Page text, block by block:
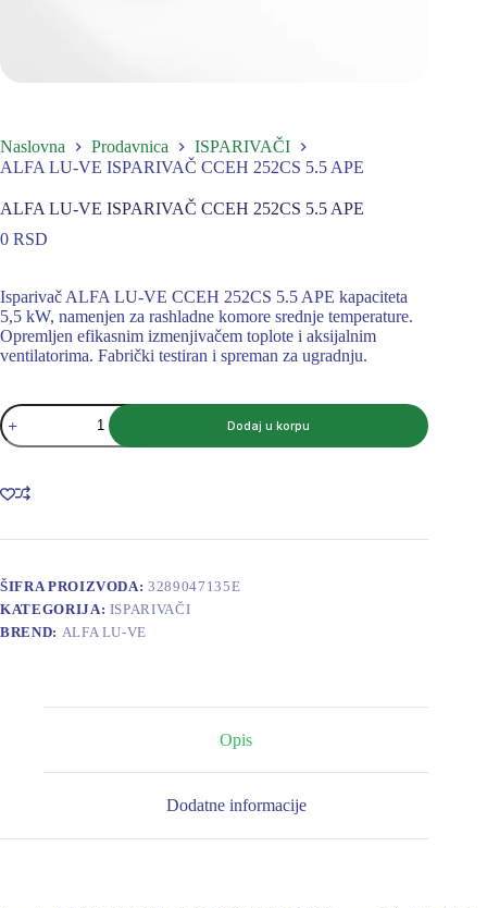
Naslovna Prodavnica
ISPARIVAČI
ALFA LU-VE ISPARIVAČ CCEH 252CS 5.5 APE
ALFA LU-VE ISPARIVAČ CCEH 252CS 5.5 APE
0 RSD
Isparivač ALFA LU-VE CCEH 252CS 5.5 APE kapaciteta
5,5 kW, namenjen za rashladne komore srednje temperature.
Opremljen efikasnim izmenjivačem toplote i aksijalnim
ventilatorima. Fabrički testiran i spreman za ugradnju.
ALFA
LU-
VE
CCEH
252CS
APE
Dodaj u korpu
ŠIFRA PROIZVODA:3289047135E
KATEGORIJA: ISPARIVAČI
BREND: ALFA LU-VE
Opis
Dodatne informacije